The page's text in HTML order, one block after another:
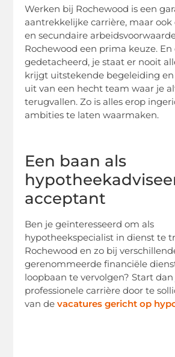
Werken bij Rochewood is een
aantrekkelijke carrière, maar
en secundaire
Rochewood een prima keuze.
gedetacheerd, je staat er nooit
krijgt uitstekende begeleiding
uit van een hecht team waar je
terugvallen. Zo is alles erop
ambities te laten waarmaken.
Een baan als
acceptant
Ben je geïnteresseerd om als
hypotheekspecialist in dienst te
Rochewood en zo bij
gerenommeerde financiële
loopbaan te vervolgen? Start dan
professionele carrière door te
van devacatures gericht op